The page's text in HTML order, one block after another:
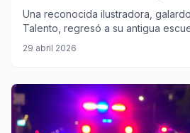
Una reconocida ilustradora,
Talento, regresó a su antigua
futuros artistas con su visión
29 abril 2026